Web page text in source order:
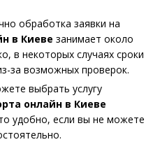
обработка заявки на
в Киеве занимает около
в некоторых случаях сроки
за возможных проверок.
выбрать услугу
онлайн в Киеве
удобно, если вы не можете